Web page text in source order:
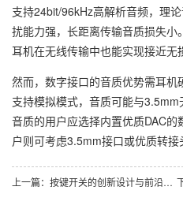
支持24bit/96kHz高解析音频，理
扰能力强，长距离传输音质损失
耳机在无线传输中也能实现接近无
然而，数字接口的音质优势需耳
支持模拟模式，音质可能与
音质的用户应选择内置优质DAC
户则可考虑3.5mm接口或优质转接
上一篇：按键开关的创新设计与前沿技术